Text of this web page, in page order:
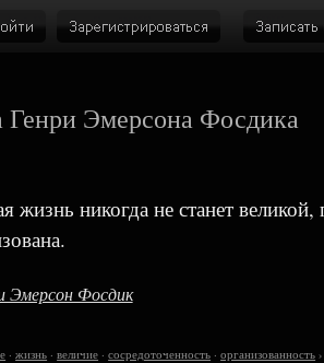
Генри Эмерсона Фосдика
жизнь никогда не станет
Эмерсон Фосдик
·жизнь ·величие ·сосредоточенность ·организованность ›